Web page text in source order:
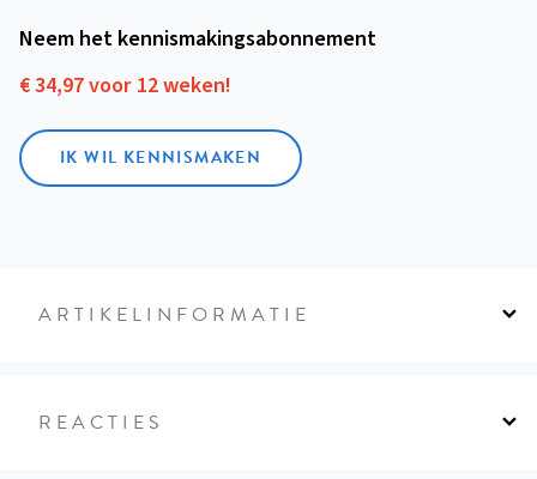
Neem het kennismakings­abonnement
€ 34,97 voor 12 weken!
IK WIL KENNISMAKEN
ARTIKELINFORMATIE
REACTIES